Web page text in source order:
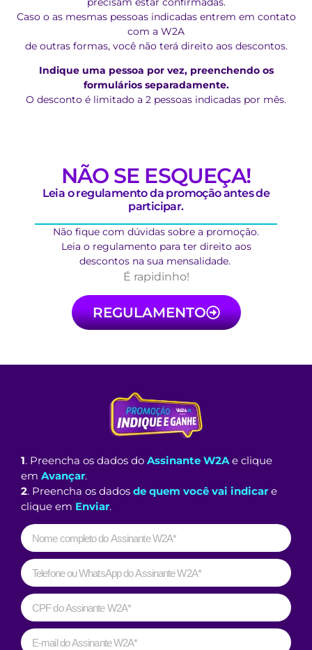
Caso o as mesmas pessoas indicadas entrem em contato
com a W2A
de outras formas, você não terá direito aos descontos.
Indique uma pessoa por vez, preenchendo os
formulários separadamente.
O desconto é limitado a 2 pessoas indicadas por mês.
NÃO SE ESQUEÇA!
Leia o regulamento da promoção antes de
participar.
Não fique com dúvidas sobre a promoção.
Leia o regulamento para ter direito aos
descontos na sua mensalidade.
É rapidinho!
REGULAMENTO
1. Preencha os dados do Assinante W2A e clique
em Avançar.
2. Preencha os dados de quem você vai indicar e
clique em Enviar.